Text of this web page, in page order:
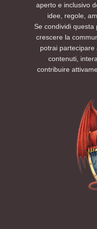
aperto e inclusivo
idee, regole,
Se condividi
crescere la
potrai partecipare
contenuti,
contribuire